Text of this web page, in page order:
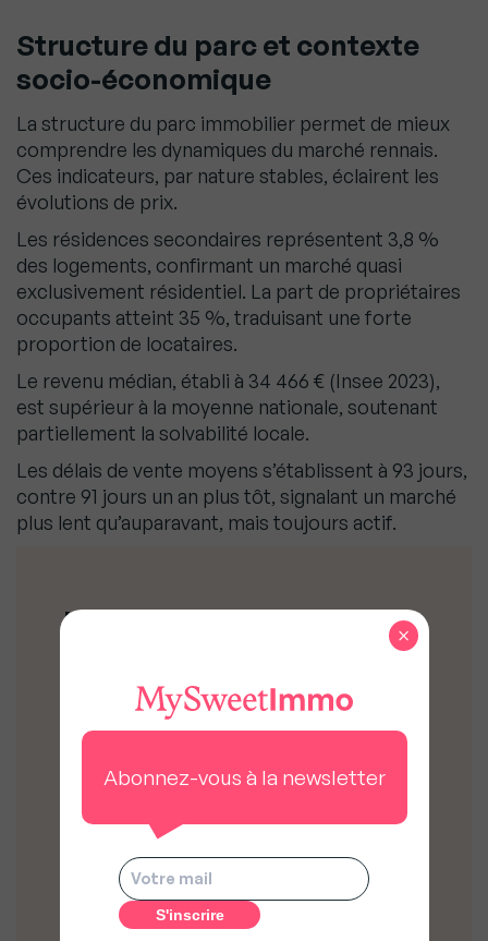
Structure du parc et contexte
socio-économique
La structure du parc immobilier permet de mieux
comprendre les dynamiques du marché rennais.
Ces indicateurs, par nature stables, éclairent les
évolutions de prix.
Les résidences secondaires représentent 3,8 %
des logements, confirmant un marché quasi
exclusivement résidentiel. La part de propriétaires
occupants atteint 35 %, traduisant une forte
proportion de locataires.
Le revenu médian, établi à 34 466 € (Insee 2023),
est supérieur à la moyenne nationale, soutenant
partiellement la solvabilité locale.
Les délais de vente moyens s’établissent à 93 jours,
contre 91 jours un an plus tôt, signalant un marché
plus lent qu’auparavant, mais toujours actif.
Les Conseils de
Si vous achetez. Rennes reste
attractive, mais la phase actuelle
opportunités, notamment sur les
périphériques.
Si vous vendez. Dans un marché plus
sélectif, le juste prix est déterminant. Les
biens bien situés continuent de se
Abonnez-vous à la newsletter
×